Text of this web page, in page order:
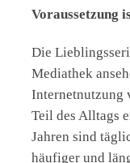
Voraussetzung
Die
Mediathek
Internetnutzung
Teil des Alltags
Jahren sind
häufiger und